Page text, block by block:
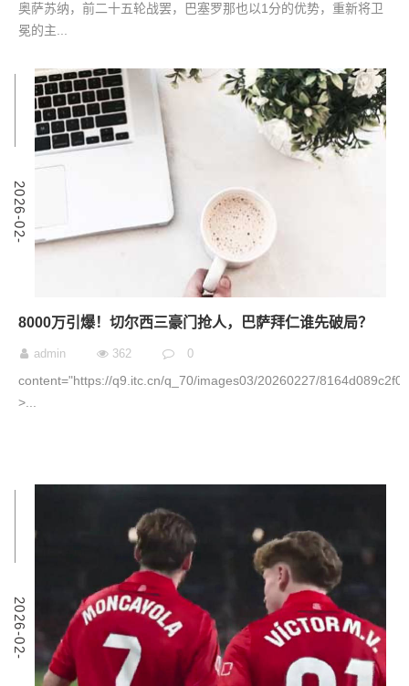
奥萨苏纳，前二十五轮战罢，巴塞罗那也以1分的优势，重新将卫
冕的主...
2
0
2
6
-
0
2
-
2
8000万引爆！切尔西三豪门抢人，巴萨拜仁谁先破局？
admin 362 0
content="https://q9.itc.cn/q_70/images03/20260227/
˃...
2
0
2
6
-
0
2
-
2